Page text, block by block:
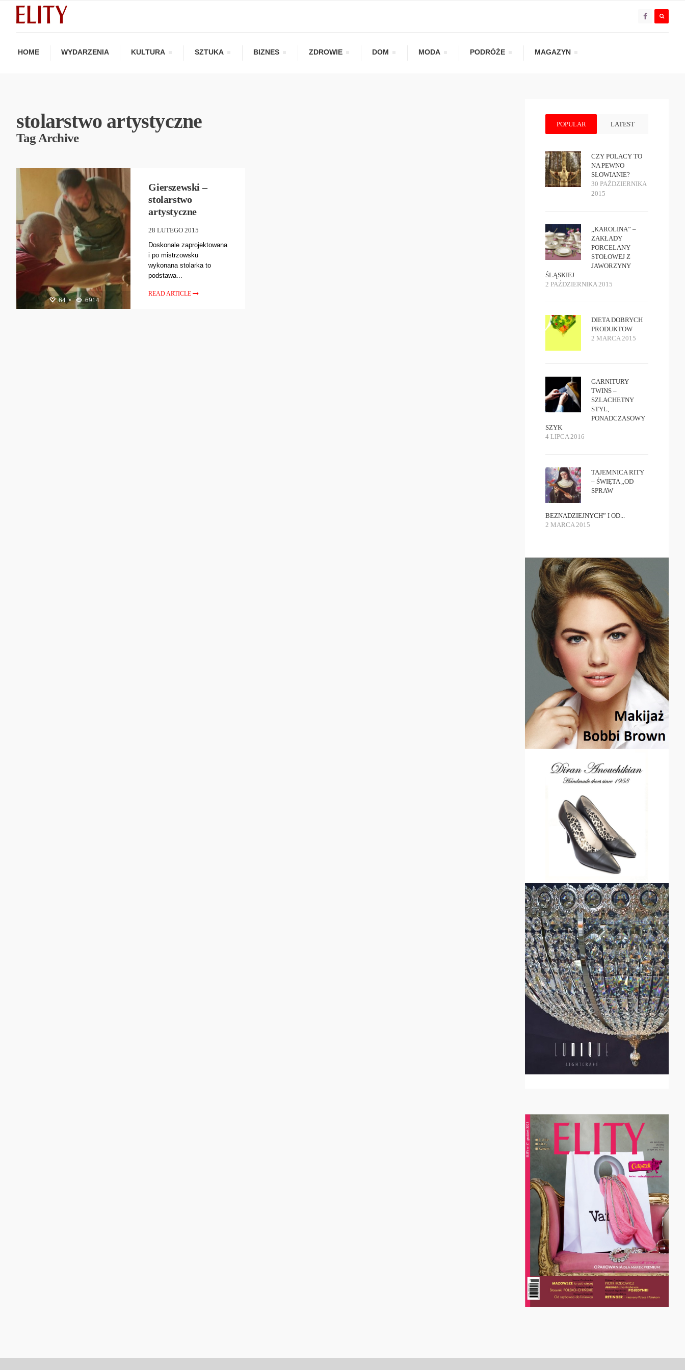
HOME WYDARZENIA KULTURA SZTUKA BIZNES ZDROWIE DOM MODA PODRÓŻE MAGAZYN
stolarstwo artystyczne
Tag Archive
64 • 6914
Gierszewski –
stolarstwo
artystyczne
28 LUTEGO 2015
Doskonale zaprojektowana
i po mistrzowsku
wykonana stolarka to
podstawa...
READ ARTICLE
POPULAR LATEST
CZY POLACY TO
NA PEWNO
SŁOWIANIE?
30 PAŹDZIERNIKA
2015
„KAROLINA” –
ZAKŁADY
PORCELANY
STOŁOWEJ Z
JAWORZYNY
ŚLĄSKIEJ
2 PAŹDZIERNIKA 2015
DIETA DOBRYCH
PRODUKTOW
2 MARCA 2015
GARNITURY
TWINS –
SZLACHETNY
STYL,
PONADCZASOWY
SZYK
4 LIPCA 2016
TAJEMNICA RITY
– ŚWIĘTA „OD
SPRAW
BEZNADZIEJNYCH” I OD...
2 MARCA 2015